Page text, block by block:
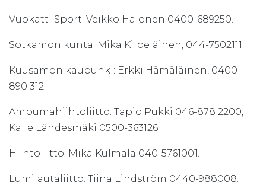
Vuokatti Sport: Veikko Halonen 0400-689250.
Sotkamon kunta: Mika Kilpeläinen, 044-7502111.
Kuusamon kaupunki: Erkki Hämäläinen, 0400-
890 312.
Ampumahiihtoliitto: Tapio Pukki 046-878 2200,
Kalle Lähdesmäki 0500-363126
Hiihtoliitto: Mika Kulmala 040-5761001.
Lumilautaliitto: Tiina Lindström 0440-988008.